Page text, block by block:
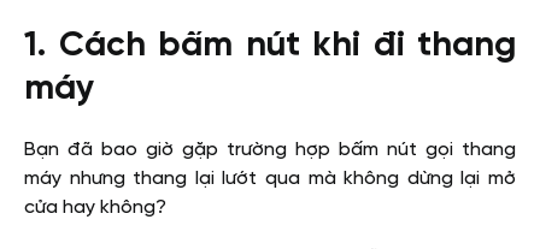
1. Cách bấm nút khi đi thang
máy
Bạn đã bao giờ gặp trường hợp bấm nút gọi thang
máy nhưng thang lại lướt qua mà không dừng lại mở
cửa hay không?